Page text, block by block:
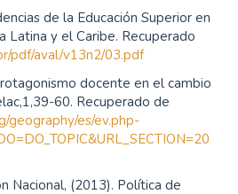
de la Educación Superior en
Latina y el Caribe. Recuperado
pdf/aval/v13n2/03.pdf
docente en el cambio
60. Recuperado de
geography/es/ev.php-
Nacional, (2013). Política de